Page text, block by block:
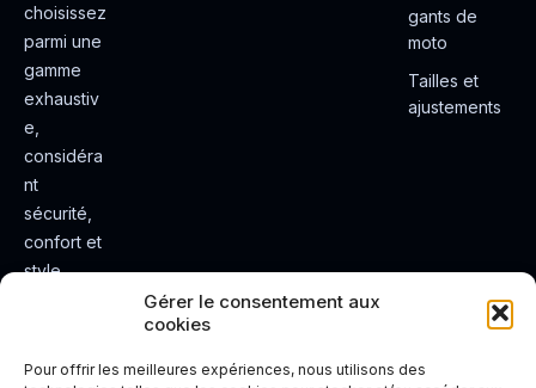
Gérer le consentement aux
cookies
Pour offrir les meilleures expériences, nous utilisons des
choisissez
parmi une
gamme
exhaustiv
e,
considéra
nt
sécurité,
confort et
style.
gants de
moto
Tailles et
ajustements